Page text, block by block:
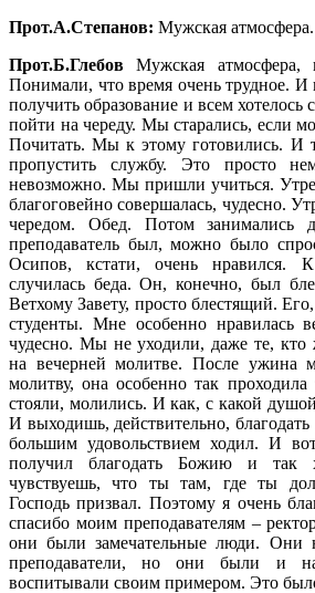
Прот.А.Степанов: Мужская атмосфера.
Прот.Б.Глебов Мужская атмосфера,
Понимали, что время очень трудное. И
получить образование и всем
пойти на череду. Мы старались, если
Почитать. Мы к этому готовились. И
пропустить службу. Это просто
невозможно. Мы пришли учиться.
благоговейно совершалась, чудесно.
чередом. Обед. Потом
преподаватель был, можно было
Осипов, кстати, очень
случилась беда. Он, конечно, был
Ветхому Завету, просто блестящий.
студенты. Мне особенно нравилась
чудесно. Мы не уходили, даже те,
на вечерней молитве. После
молитву, она особенно так
стояли, молились. И как, с какой
И выходишь, действительно,
большим удовольствием ходил. И
получил благодать Божию и
чувствуешь, что ты там, где ты
Господь призвал. Поэтому я очень
спасибо моим преподавателям –
они были замечательные люди. Они
преподаватели, но они были и
воспитывали своим примером. Это